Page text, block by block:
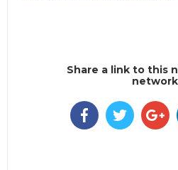
Share a link to this